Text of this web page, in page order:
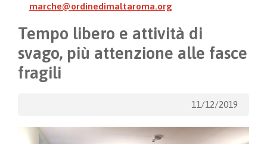
marche@ordinedimaltaroma.org
Tempo libero e attività di
svago, più attenzione alle fasce
fragili
11/12/2019